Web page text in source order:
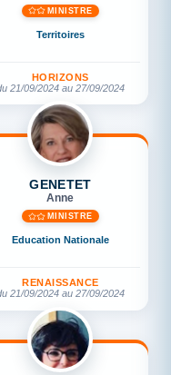
MINISTRE
Territoires
HORIZONS
21/09/2024 au 27/09/2024
GENETET
Anne
MINISTRE
Education Nationale
RENAISSANCE
21/09/2024 au 27/09/2024